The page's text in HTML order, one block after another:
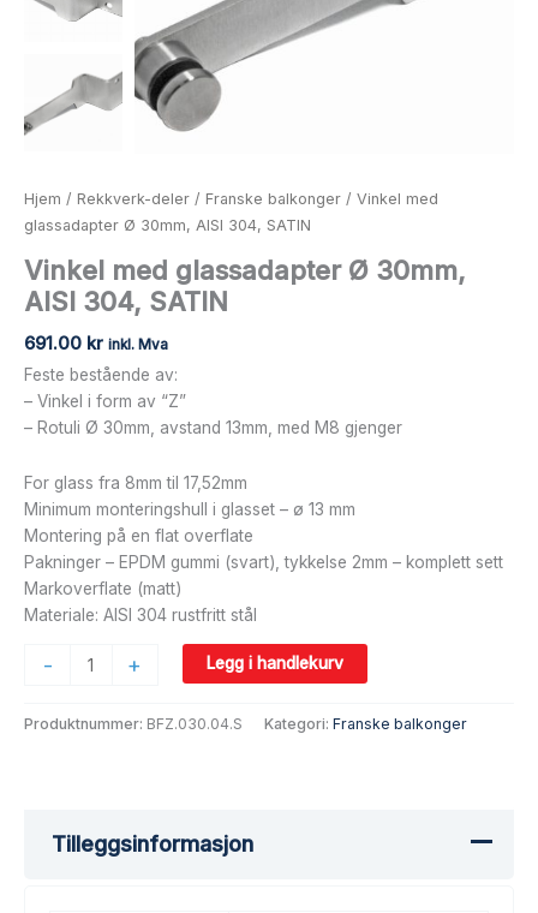
Hjem / Rekkverk-deler / Franske balkonger / Vinkel med
glassadapter Ø 30mm, AISI 304, SATIN
Vinkel med glassadapter Ø 30mm,
AISI 304, SATIN
691.00 kr inkl. Mva
Feste bestående av:
– Vinkel i form av “Z”
– Rotuli Ø 30mm, avstand 13mm, med M8 gjenger
For glass fra 8mm til 17,52mm
Minimum monteringshull i glasset – ø 13 mm
Montering på en flat overflate
Pakninger – EPDM gummi (svart), tykkelse 2mm – komplett sett
Markoverflate (matt)
Materiale: AISI 304 rustfritt stål
- + Legg i handlekurv
Produktnummer: BFZ.030.04.S Kategori: Franske balkonger
Tilleggsinformasjon